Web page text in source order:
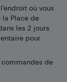
où vous
la Place de
les 2 jours
pour
commandes de